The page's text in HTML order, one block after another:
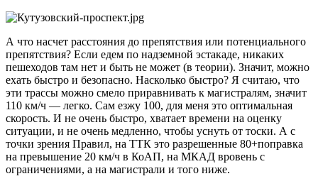
А что насчет расстояния до препятствия или потенциального
препятствия? Если едем по надземной эстакаде, никаких
пешеходов там нет и быть не может (в теории). Значит, можно
ехать быстро и безопасно. Насколько быстро? Я считаю, что
эти трассы можно смело приравнивать к магистралям, значит
110 км/ч — легко. Сам езжу 100, для меня это оптимальная
скорость. И не очень быстро, хватает времени на оценку
ситуации, и не очень медленно, чтобы уснуть от тоски. А с
точки зрения Правил, на ТТК это разрешенные 80+поправка
на превышение 20 км/ч в КоАП, на МКАД вровень с
ограничениями, а на магистрали и того ниже.